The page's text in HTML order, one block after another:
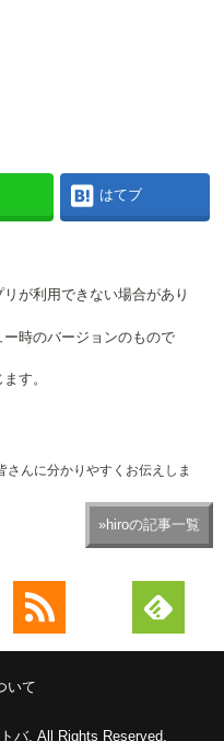
はてブ
が利用できない場合があり
時のバージョンのもので
す。
さんに分かりやすくお伝えしま
»hiroの記事一覧
いて
バ. All Rights Reserved.